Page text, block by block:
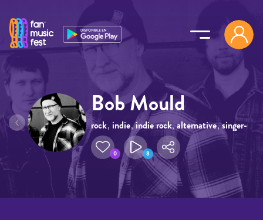
Bob Mould
rock, indie,indie rock, alternative,singer-
songwriter
0 8